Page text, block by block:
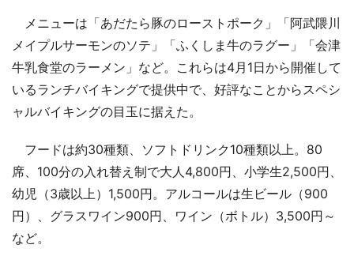
メニューは「あだたら豚のローストポーク」「阿武隈川
メイプルサーモンのソテ」「ふくしま牛のラグー」「会津
牛乳食堂のラーメン」など。これらは4月1日から開催して
いるランチバイキングで提供中で、好評なことからスペシ
ャルバイキングの目玉に据えた。
フードは約30種類、ソフトドリンク10種類以上。80
席、100分の入れ替え制で大人4,800円、小学生2,500円、
幼児（3歳以上）1,500円。アルコールは生ビール（900
円）、グラスワイン900円、ワイン（ボトル）3,500円～
など。